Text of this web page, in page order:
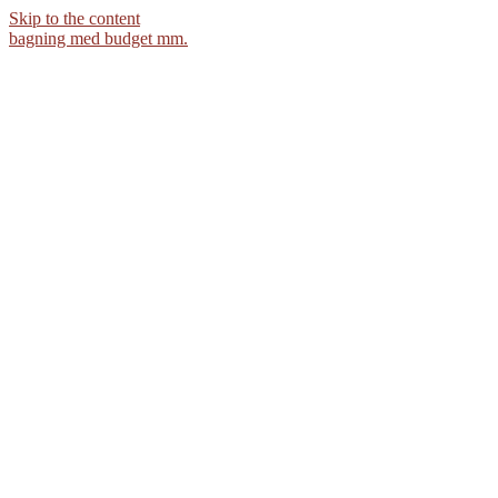
Skip to the content
bagning med budget mm.